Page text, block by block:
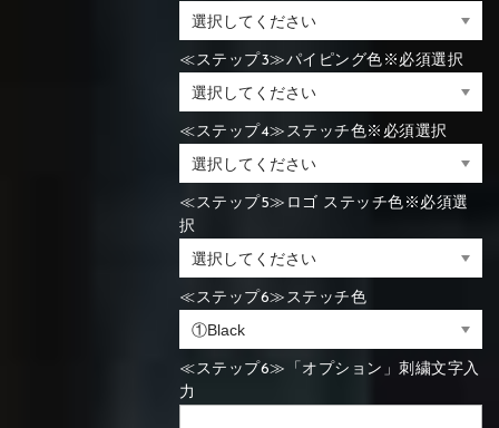
≪ステップ3≫パイピング色※必須選択
≪ステップ4≫ステッチ色※必須選択
≪ステップ5≫ロゴ ステッチ色※必須選
択
≪ステップ6≫ステッチ色
≪ステップ6≫「オプション」刺繍文字入
力